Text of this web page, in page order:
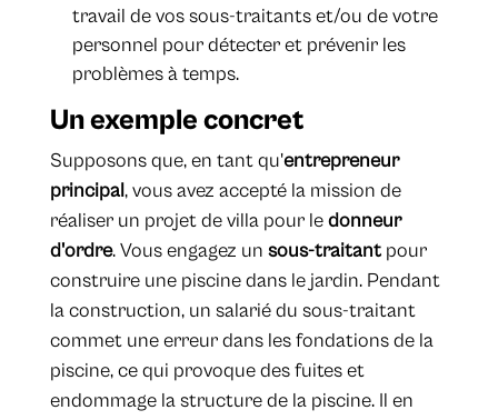
travail de vos sous-traitants et/ou de votre
personnel pour détecter et prévenir les
problèmes à temps.
Un exemple concret
Supposons que, en tant qu'entrepreneur
principal, vous avez accepté la mission de
réaliser un projet de villa pour ledonneur
d'ordre. Vous engagez un sous-traitant pour
construire une piscine dans le jardin. Pendant
la construction, un salarié du sous-traitant
commet une erreur dans les fondations de la
piscine, ce qui provoque des fuites et
endommage la structure de la piscine. Il en